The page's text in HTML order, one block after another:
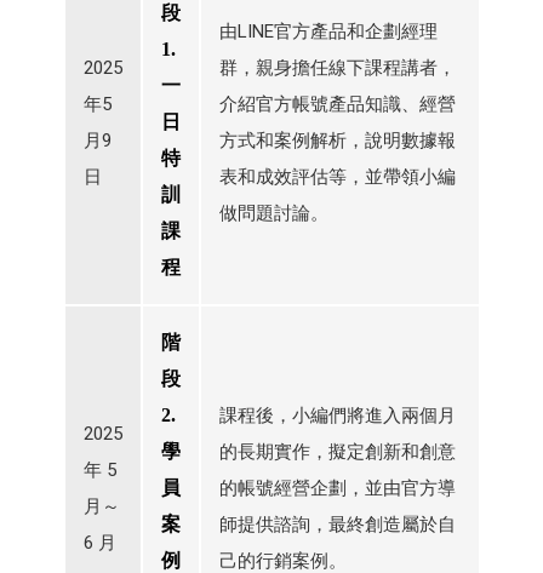
2025
年5
月9
日
段
1.
一
日
特
訓
課
程
由LINE官方產品和企劃經理
群，親身擔任線下課程講者，
介紹官方帳號產品知識、經營
方式和案例解析，說明數據報
表和成效評估等，並帶領小編
做問題討論。
2025
年 5
月～
6 月
階
段
2.
學
員
案
例
課程後，小編們將進入兩個月
的長期實作，擬定創新和創意
的帳號經營企劃，並由官方導
師提供諮詢，最終創造屬於自
己的行銷案例。